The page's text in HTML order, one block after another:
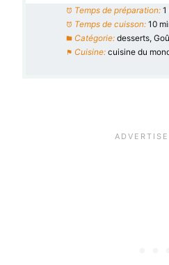
Temps de préparation: 1
Temps de cuisson: 10
Catégorie: desserts,
Cuisine: cuisine du